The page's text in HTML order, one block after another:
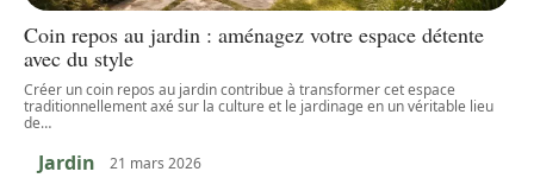
Coin repos au jardin : aménagez votre espace détente
avec du style
Créer un coin repos au jardin contribue à transformer cet espace
traditionnellement axé sur la culture et le jardinage en un véritable lieu
de…
Jardin 21 mars 2026